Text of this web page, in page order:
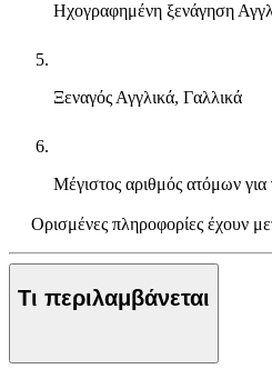
Ηχογραφημένη ξενάγηση
ΞεναγόςΑγγλικά, Γαλλικά
Μέγιστος αριθμός ατόμων
Ορισμένες πληροφορίες έχουν
Τι περιλαμβάνεται